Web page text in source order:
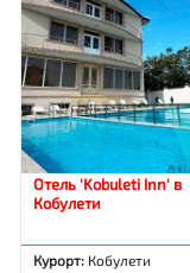
Отель 'Kobuleti Inn' в
Кобулети
Курорт: Кобулети